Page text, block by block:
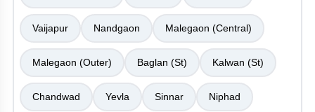
Vaijapur Nandgaon Malegaon (Central)
Malegaon (Outer) Baglan (St) Kalwan (St)
Chandwad Yevla Sinnar Niphad